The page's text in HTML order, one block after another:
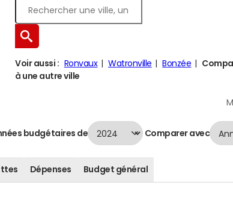
Voir aussi : Ronvaux Watronville Bonzée
à une autre ville
budgétaires de Comparer avec
Dépenses Budget général